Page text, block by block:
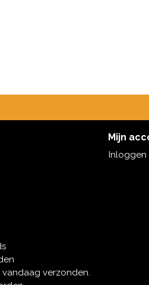
verzonden.
Mijn
Inloggen